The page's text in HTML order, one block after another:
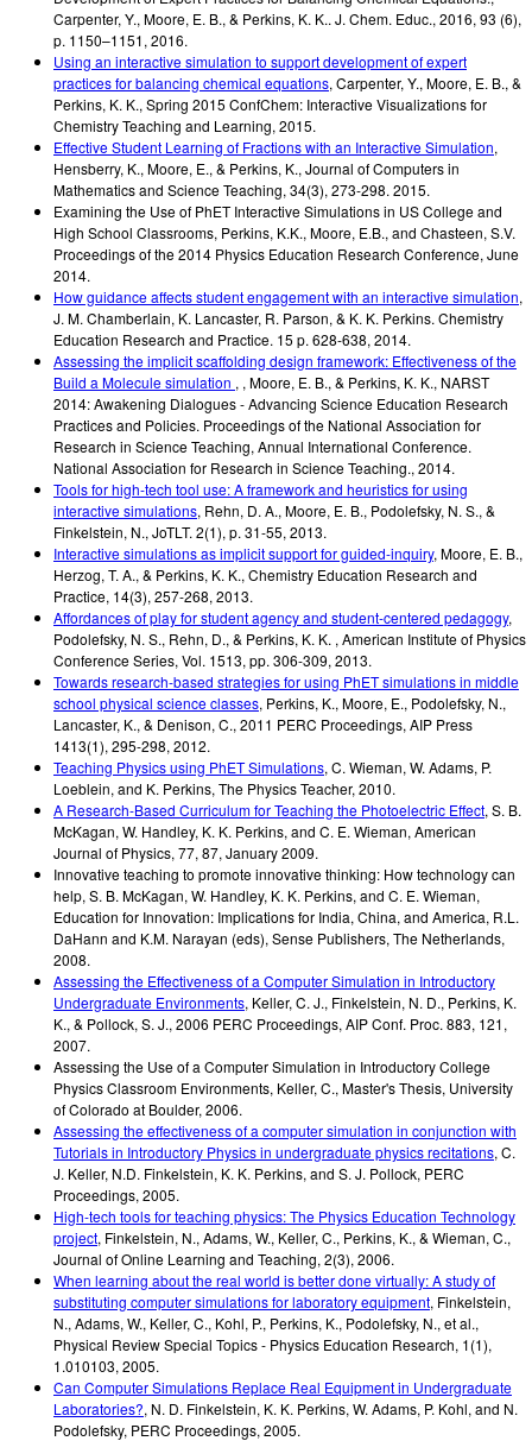
Carpenter, Y., Moore, E. B., & Perkins, K. K.. J. Chem. Educ., 2016, 93 (6),
p. 1150–1151, 2016.
Using an interactive simulation to support development of expert
practices for balancing chemical equations, Carpenter, Y., Moore, E. B., &
Perkins, K. K., Spring 2015 ConfChem: Interactive Visualizations for
Chemistry Teaching and Learning, 2015.
Effective Student Learning of Fractions with an Interactive Simulation,
Hensberry, K., Moore, E., & Perkins, K., Journal of Computers in
Mathematics and Science Teaching, 34(3), 273-298. 2015.
Examining the Use of PhET Interactive Simulations in US College and
High School Classrooms, Perkins, K.K., Moore, E.B., and Chasteen, S.V.
Proceedings of the 2014 Physics Education Research Conference, June
2014.
How guidance affects student engagement with an interactive simulation,
J. M. Chamberlain, K. Lancaster, R. Parson, & K. K. Perkins. Chemistry
Education Research and Practice. 15 p. 628-638, 2014.
Assessing the implicit scaffolding design framework: Effectiveness of the
Build a Molecule simulation , , Moore, E. B., & Perkins, K. K., NARST
2014: Awakening Dialogues - Advancing Science Education Research
Practices and Policies. Proceedings of the National Association for
Research in Science Teaching, Annual International Conference.
National Association for Research in Science Teaching., 2014.
Tools for high-tech tool use: A framework and heuristics for using
interactive simulations, Rehn, D. A., Moore, E. B., Podolefsky, N. S., &
Finkelstein, N., JoTLT. 2(1), p. 31-55, 2013.
Interactive simulations as implicit support for guided-inquiry, Moore, E. B.,
Herzog, T. A., & Perkins, K. K., Chemistry Education Research and
Practice, 14(3), 257-268, 2013.
Affordances of play for student agency and student-centered pedagogy,
Podolefsky, N. S., Rehn, D., & Perkins, K. K. , American Institute of Physics
Conference Series, Vol. 1513, pp. 306-309, 2013.
Towards research-based strategies for using PhET simulations in middle
school physical science classes, Perkins, K., Moore, E., Podolefsky, N.,
Lancaster, K., & Denison, C., 2011 PERC Proceedings, AIP Press
1413(1), 295-298, 2012.
Teaching Physics using PhET Simulations, C. Wieman, W. Adams, P.
Loeblein, and K. Perkins, The Physics Teacher, 2010.
A Research-Based Curriculum for Teaching the Photoelectric Effect, S. B.
McKagan, W. Handley, K. K. Perkins, and C. E. Wieman, American
Journal of Physics, 77, 87, January 2009.
Innovative teaching to promote innovative thinking: How technology can
help, S. B. McKagan, W. Handley, K. K. Perkins, and C. E. Wieman,
Education for Innovation: Implications for India, China, and America, R.L.
DaHann and K.M. Narayan (eds), Sense Publishers, The Netherlands,
2008.
Assessing the Effectiveness of a Computer Simulation in Introductory
Undergraduate Environments, Keller, C. J., Finkelstein, N. D., Perkins, K.
K., & Pollock, S. J., 2006 PERC Proceedings, AIP Conf. Proc. 883, 121,
2007.
Assessing the Use of a Computer Simulation in Introductory College
Physics Classroom Environments, Keller, C., Master's Thesis, University
of Colorado at Boulder, 2006.
Assessing the effectiveness of a computer simulation in conjunction with
Tutorials in Introductory Physics in undergraduate physics recitations, C.
J. Keller, N.D. Finkelstein, K. K. Perkins, and S. J. Pollock, PERC
Proceedings, 2005.
High-tech tools for teaching physics: The Physics Education Technology
project, Finkelstein, N., Adams, W., Keller, C., Perkins, K., & Wieman, C.,
Journal of Online Learning and Teaching, 2(3), 2006.
When learning about the real world is better done virtually: A study of
substituting computer simulations for laboratory equipment, Finkelstein,
N., Adams, W., Keller, C., Kohl, P., Perkins, K., Podolefsky, N., et al.,
Physical Review Special Topics - Physics Education Research, 1(1),
1.010103, 2005.
Can Computer Simulations Replace Real Equipment in Undergraduate
Laboratories?, N. D. Finkelstein, K. K. Perkins, W. Adams, P. Kohl, and N.
Podolefsky, PERC Proceedings, 2005.